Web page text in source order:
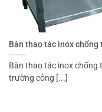
Bàn thao tác inox
Bàn thao tác inox chống
trường công [...]